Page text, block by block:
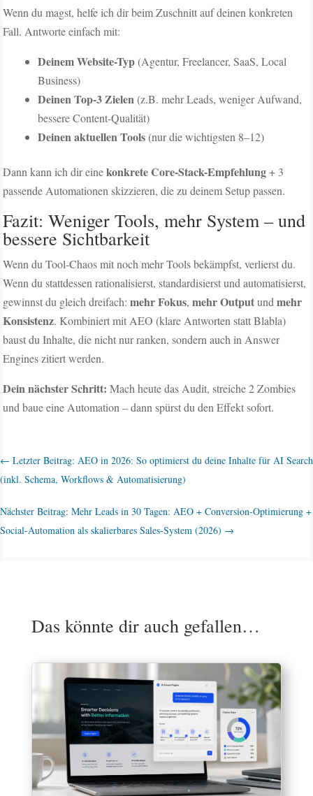
Wenn du magst, helfe ich dir beim Zuschnitt auf deinen konkreten
Fall. Antworte einfach mit:
Deinem Website-Typ(Agentur, Freelancer, SaaS, Local
Business)
Deinen Top-3 Zielen(z.B. mehr Leads, weniger Aufwand,
bessere Content-Qualität)
Deinen aktuellen Tools(nur die wichtigsten 8–12)
Dann kann ich dir einekonkrete Core-Stack-Empfehlung+ 3
passende Automationen skizzieren, die zu deinem Setup passen.
Fazit: Weniger Tools, mehr System – und
bessere Sichtbarkeit
Wenn du Tool-Chaos mit noch mehr Tools bekämpfst, verlierst du.
Wenn du stattdessen rationalisierst, standardisierst und automatisierst,
gewinnst du gleich dreifach:mehr Fokus,mehr Outputundmehr
Konsistenz. Kombiniert mit AEO (klare Antworten statt Blabla)
baust du Inhalte, die nicht nur ranken, sondern auch in Answer
Engines zitiert werden.
Dein nächster Schritt: Mach heute das Audit, streiche 2 Zombies
und baue eine Automation – dann spürst du den Effekt sofort.
← Letzter Beitrag: AEO in 2026: So optimierst du deine Inhalte für AI Search
(inkl. Schema, Workflows & Automatisierung)
Nächster Beitrag: Mehr Leads in 30 Tagen: AEO + Conversion-Optimierung +
Social-Automation als skalierbares Sales-System (2026) →
Das könnte dir auch gefallen…